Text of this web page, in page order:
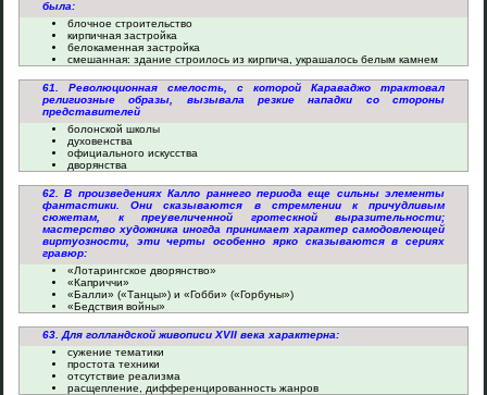
была:
блочное строительство
кирпичная застройка
белокаменная застройка
смешанная: здание строилось из кирпича, украшалось белым камнем
61. Революционная смелость, с которой Караваджо трактовал
религиозные образы, вызывала резкие нападки со стороны
представителей
болонской школы
духовенства
официального искусства
дворянства
62. В произведениях Калло раннего периода еще сильны элементы
фантастики. Они сказываются в стремлении к причудливым
сюжетам, к преувеличенной гротескной выразительности;
мастерство художника иногда принимает характер самодовлеющей
виртуозности, эти черты особенно ярко сказываются в сериях
гравюр:
«Лотарингское дворянство»
«Каприччи»
«Балли» («Танцы») и «Гобби» («Горбуны»)
«Бедствия войны»
63. Для голландской живописи XVII века характерна:
сужение тематики
простота техники
отсутствие реализма
расщепление, дифференцированность жанров